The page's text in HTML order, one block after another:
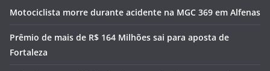
Motociclista morre durante acidente na MGC 369 em Alfenas
Prêmio de mais de R$ 164 Milhões sai para aposta de
Fortaleza